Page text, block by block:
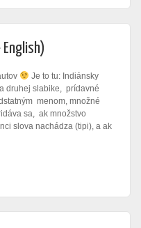
Je to tu: Indiánsky
druhej slabike, prídavné
menom, množné
sa, ak množstvo
slova nachádza (tipi), a ak